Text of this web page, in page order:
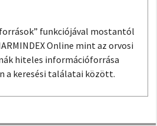
funkciójával mostantól
Online mint az orvosi
hiteles információforrása
a keresési találatai között.